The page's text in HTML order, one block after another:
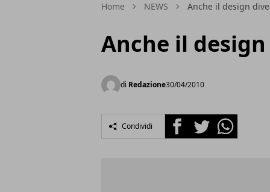
Home NEWS Anche il design
Anche il
di Redazione30/04/2010
Condividi FacebookTwitterWhatsapp